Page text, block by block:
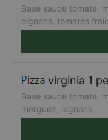
Base sauce tomate,
oignons, tomates
virginia 1
Base sauce tomate,
merguez, oignons